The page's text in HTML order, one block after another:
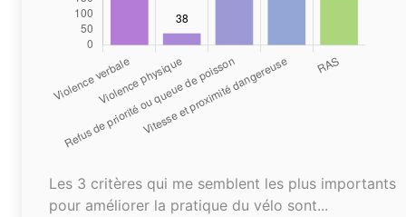
Les 3 critères qui me semblent les plus importants
pour améliorer la pratique du vélo sont...